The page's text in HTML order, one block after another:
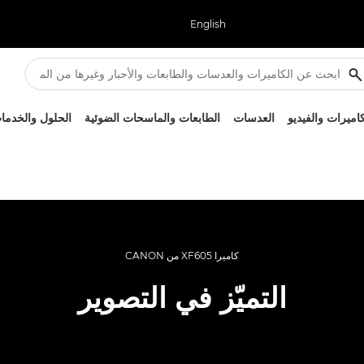
English
والفيديو العدسات الطابعات والماسحات الضوئية الحلول
كاميرا XF605 من CANON
التميّز في التصوير